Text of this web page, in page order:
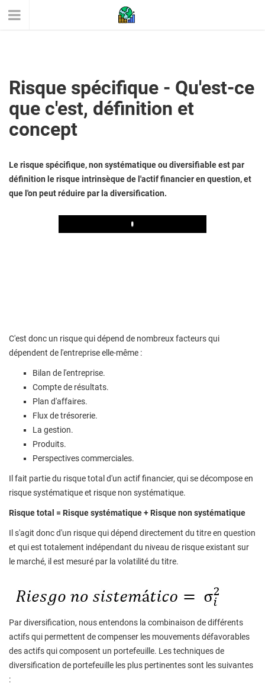
Risque spécifique - Qu'est-ce
que c'est, définition et
concept
Le risque spécifique, non systématique ou diversifiable est par
définition le risque intrinsèque de l'actif financier en question, et
que l'on peut réduire par la diversification.
Play
C'est donc un risque qui dépend de nombreux facteurs qui
dépendent de l'entreprise elle-même :
Bilan de l'entreprise.
Compte de résultats.
Plan d'affaires.
Flux de trésorerie.
La gestion.
Produits.
Perspectives commerciales.
Il fait partie du risque total d'un actif financier, qui se décompose en
risque systématique et risque non systématique.
Risque total = Risque systématique + Risque non systématique
Il s'agit donc d'un risque qui dépend directement du titre en question
et qui est totalement indépendant du niveau de risque existant sur
le marché, il est mesuré par la volatilité du titre.
Par diversification, nous entendons la combinaison de différents
actifs qui permettent de compenser les mouvements défavorables
des actifs qui composent un portefeuille. Les techniques de
diversification de portefeuille les plus pertinentes sont les suivantes
: